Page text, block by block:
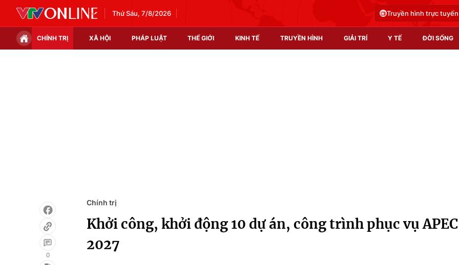
Thứ Sáu, 7/8/2026 Truyền hình trực tuyến
CHÍNH TRỊ XÃ HỘI PHÁP LUẬT THẾ GIỚI KINH TẾ TRUYỀN HÌNH GIẢI TRÍ Y TẾ ĐỜI SỐNG
Infographic
0
Chính trị
Khởi công, khởi động 10 dự án, công trình phục vụ APEC
2027